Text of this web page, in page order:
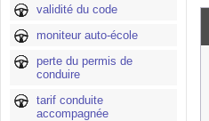
validité du code
moniteur auto-école
perte du permis de
conduire
tarif conduite
accompagnée